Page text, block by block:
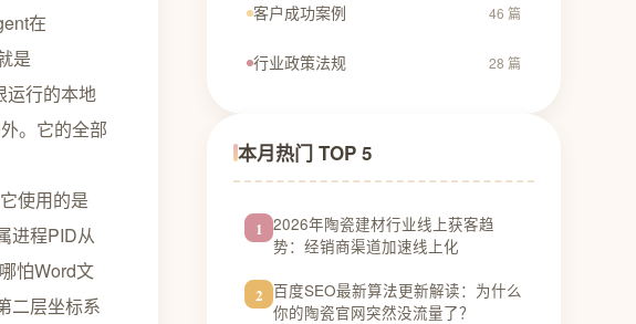
客户成功案例 46 篇
行业政策法规 28 篇
本月热门 TOP 5
1 2026年陶瓷建材行业线上获客趋
势：经销商渠道加速线上化
2 百度SEO最新算法更新解读：为什么
你的陶瓷官网突然没流量了？